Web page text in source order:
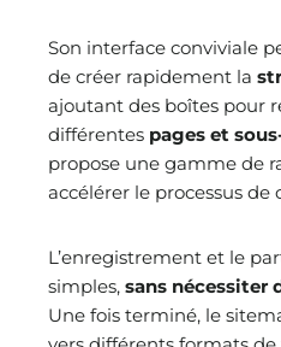
Son interface conviviale
de créer rapidement la
ajoutant des boîtes pour
différentes pages et
propose une gamme de
accélérer le processus de
L’enregistrement et le
simples, sans nécessiter
Une fois terminé, le